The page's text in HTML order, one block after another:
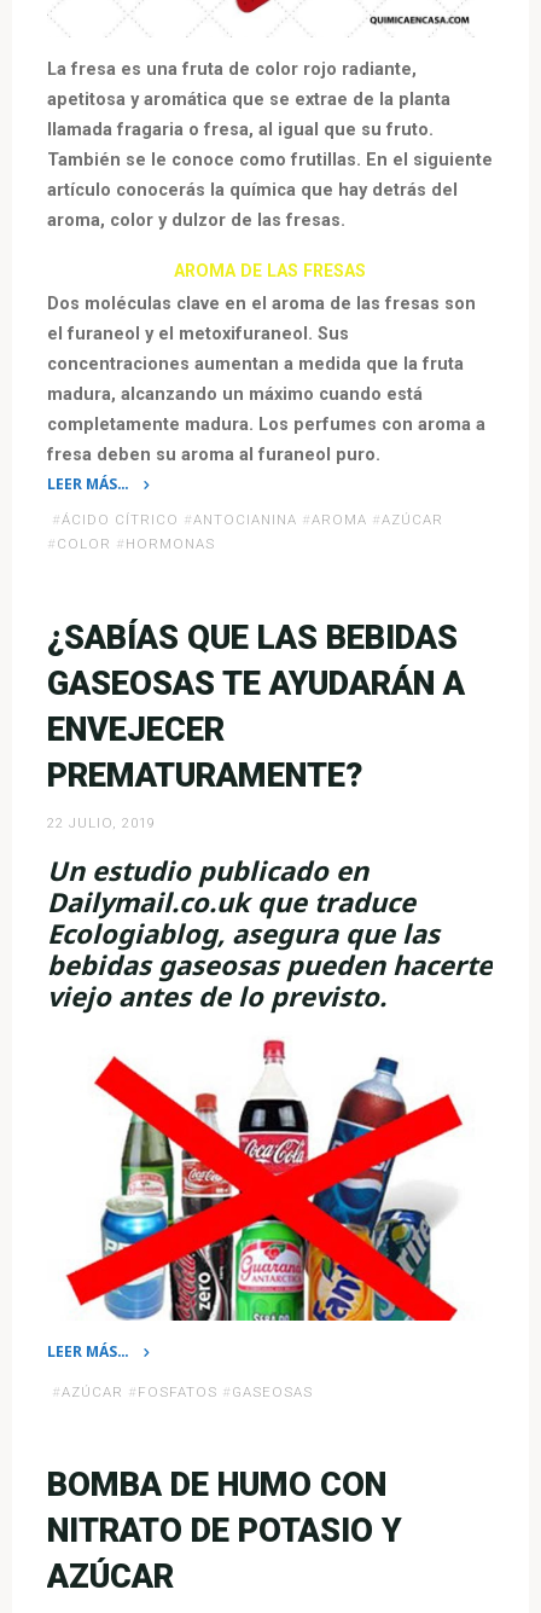
La fresa es una fruta de color rojo radiante,
apetitosa y aromática que se extrae de la planta
llamada fragaria o fresa, al igual que su fruto.
También se le conoce como frutillas. En el siguiente
artículo conocerás la química que hay detrás del
aroma, color y dulzor de las fresas.
AROMA DE LAS FRESAS
Dos moléculas clave en el aroma de las fresas son
el furaneol y el metoxifuraneol. Sus
concentraciones aumentan a medida que la fruta
madura, alcanzando un máximo cuando está
completamente madura. Los perfumes con aroma a
fresa deben su aroma al furaneol puro.
LEER MÁS…
«La
Química
Fresas»
#ÁCIDO CÍTRICO #ANTOCIANINA #AROMA #AZÚCAR
# COLOR # HORMONAS
¿SABÍAS QUE LAS BEBIDAS
GASEOSAS TE AYUDARÁN A
ENVEJECER
PREMATURAMENTE?
22 JULIO, 2019
Un estudio publicado en
Dailymail.co.uk que traduce
Ecologiablog, asegura que las
bebidas gaseosas pueden hacerte
viejo antes de lo previsto.
LEER MÁS…
«¿Sabías
bebidas
gaseosas
te
ayudarán
a
# AZÚCAR # FOSFATOS # GASEOSAS
BOMBA DE HUMO CON
NITRATO DE POTASIO Y
AZÚCAR